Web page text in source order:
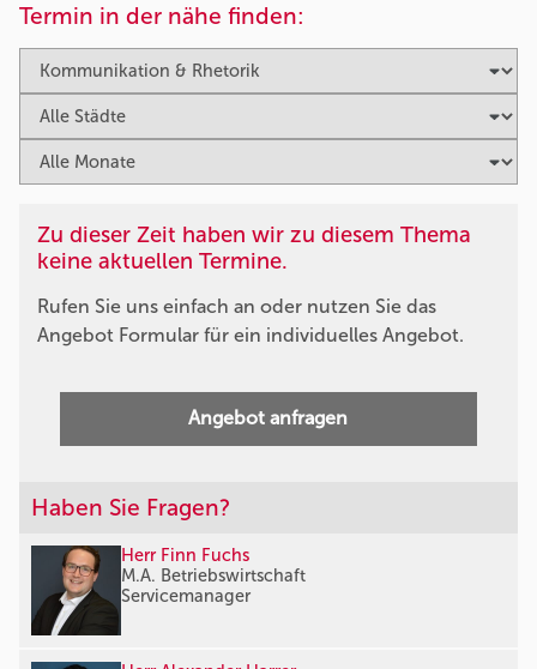
Termin in der nähe finden:
Zu dieser Zeit haben wir zu diesem Thema
keine aktuellen Termine.
Rufen Sie uns einfach an oder nutzen Sie das
Angebot Formular für ein individuelles Angebot.
Angebot anfragen
Haben Sie Fragen?
Herr Finn Fuchs
M.A. Betriebswirtschaft
Servicemanager